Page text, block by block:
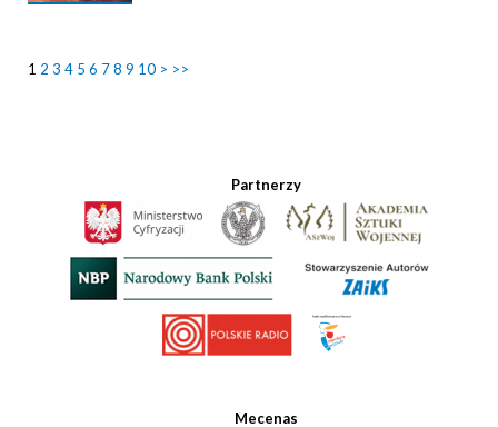
1 2 3 4 5 6 78 9 10 > >>
Partnerzy
Mecenas